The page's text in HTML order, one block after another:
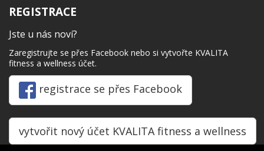
REGISTRACE
Jste u nás noví?
Zaregistrujte se přes Facebook nebo si vytvořte KVALITA
fitness a wellness účet.
registrace se přes Facebook
vytvořit nový účet KVALITA fitness a wellness